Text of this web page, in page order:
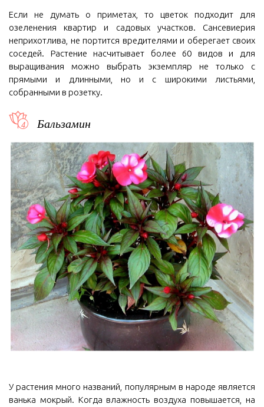
Если не думать о приметах, то цветок подходит для
озеленения квартир и садовых участков. Сансевиерия
неприхотлива, не портится вредителями и оберегает своих
соседей. Растение насчитывает более 60 видов и для
выращивания можно выбрать экземпляр не только с
прямыми и длинными, но и с широкими листьями,
собранными в розетку.
Бальзамин
У растения много названий, популярным в народе является
ванька мокрый. Когда влажность воздуха повышается, на